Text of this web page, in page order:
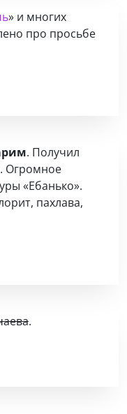
» и многих
про просьбе
. Получил
Огромное
«Ебанько».
пахлава,
.